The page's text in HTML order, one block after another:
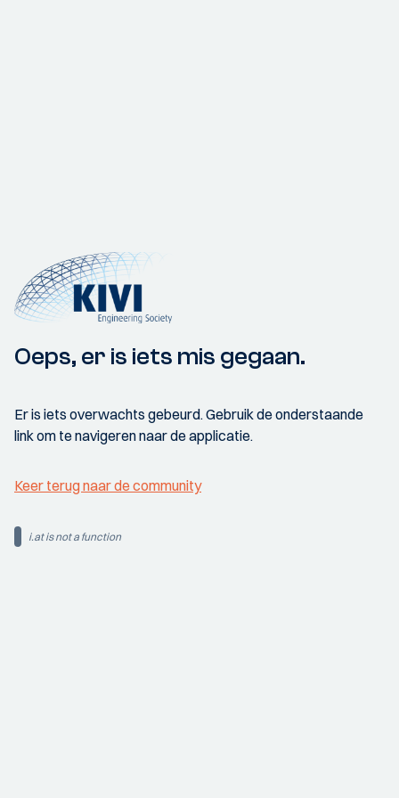
Oeps, er is iets mis gegaan.
Er is iets overwachts gebeurd. Gebruik de onderstaande
link om te navigeren naar de applicatie.
Keer terug naar de community
i.at is not a function